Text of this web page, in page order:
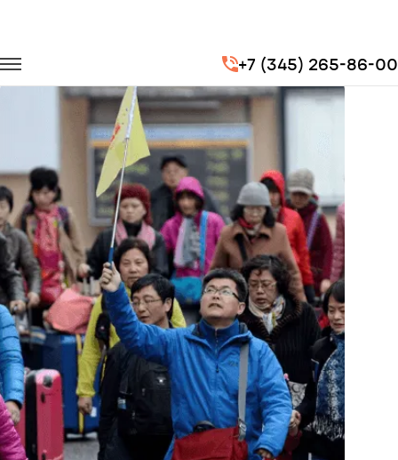
+7 (345) 265-86-00
Городские перевозки
Экскурсии (гостей из Китая)